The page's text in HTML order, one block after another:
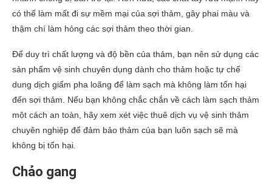
có thể làm mất đi sự mềm mại của sợi thảm, gây phai màu và
thậm chí làm hỏng các sợi thảm theo thời gian.
Để duy trì chất lượng và độ bền của thảm, bạn nên sử dụng các
sản phẩm vệ sinh chuyên dụng dành cho thảm hoặc tự chế
dung dịch giấm pha loãng để làm sạch mà không làm tổn hại
đến sợi thảm. Nếu bạn không chắc chắn về cách làm sạch thảm
một cách an toàn, hãy xem xét việc thuê dịch vụ vệ sinh thảm
chuyên nghiệp để đảm bảo thảm của bạn luôn sạch sẽ mà
không bị tổn hại.
Chảo gang